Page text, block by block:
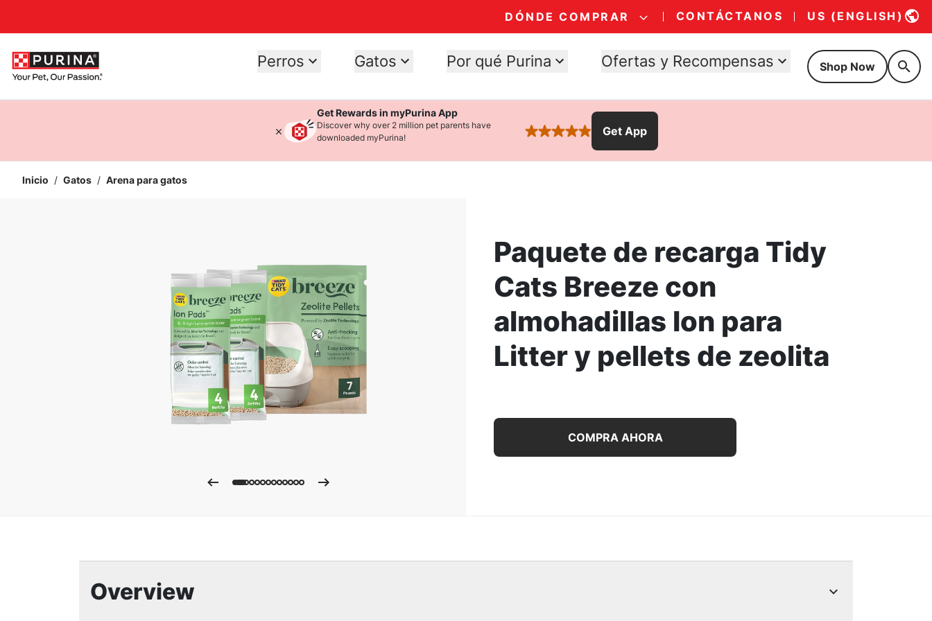
DÓNDE COMPRAR CONTÁCTANOS US (ENGLISH)
Perros Gatos Por qué Purina Ofertas y Recompensas Shop Now
Get Rewards in myPurina App
Discover why over 2 million pet parents have
downloaded myPurina!
rated 4.9 stars
Get App
Inicio / Gatos / Arena para gatos
Ampliar la Imagen
Paquete de recarga Tidy
Cats Breeze con
almohadillas Ion para
Litter y pellets de zeolita
Paquete de recarga Tidy Cats Breeze con almohadillas Ion para Litter y pellets
COMPRA AHORA
Overview